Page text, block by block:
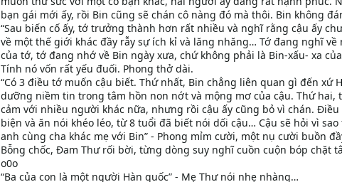
bạn gái mới ấy, rồi Bin cũng sẽ chán cô nàng đó mà thôi. Bin không
“Sau biến cố ấy, tớ trưởng thành hơn rất nhiều và nghĩ rằng cậu ấy
về một thế giới khác đầy rẫy sự ích kỉ và lăng nhăng… Tớ đang nghĩ
của tớ, tớ đang nhớ về Bin ngày xưa, chứ không phải là Bin-xấu- xa
Tính nó vốn rất yếu đuối. Phong thở dài.
“Có 3 điều tớ muốn cậu biết. Thứ nhất, Bin chẳng liên quan gì đến xứ
dưỡng niềm tin trong tâm hồn non nớt và mộng mơ của cậu. Thứ hai,
cảm với nhiều người khác nữa, nhưng rồi cậu ấy cũng bỏ vì chán.
biện và ăn nói khéo léo, từ 8 tuổi đã biết nói dối cậu… Cậu sẽ hỏi vì
anh cùng cha khác mẹ với Bin” - Phong mỉm cười, một nụ cười buồn
Bỗng chốc, Đam Thư rối bời, từng dòng suy nghĩ cuồn cuộn bóp chặt
o0o
“Ba của con là một người Hàn quốc” - Mẹ Thư nói nhẹ nhàng…